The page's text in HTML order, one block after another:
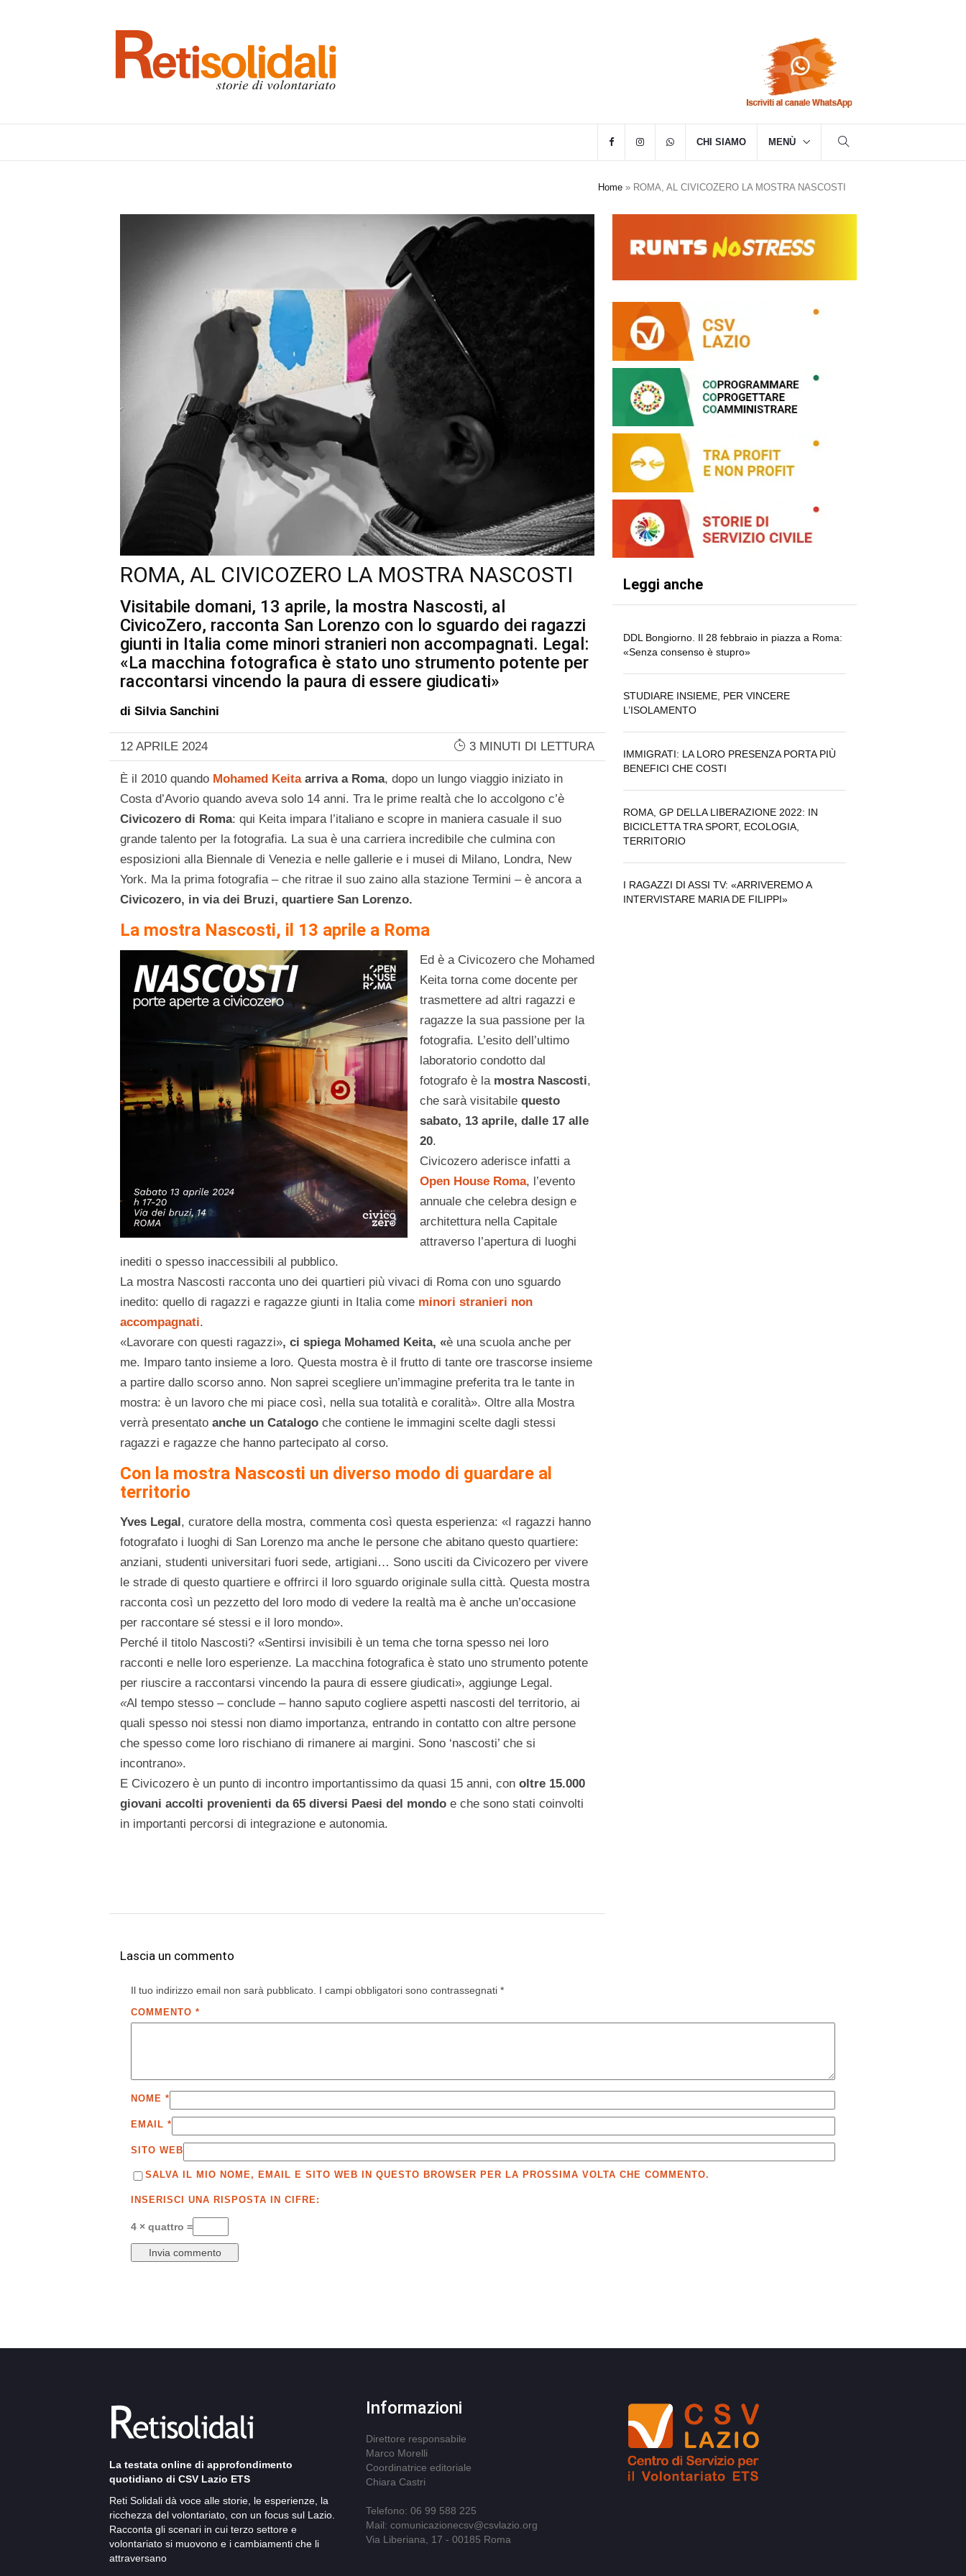
CHI SIAMO MENÙ
Home » ROMA, AL CIVICOZERO LA MOSTRA NASCOSTI
ROMA, AL CIVICOZERO LA MOSTRA NASCOSTI
Visitabile domani, 13 aprile, la mostra Nascosti, al
CivicoZero, racconta San Lorenzo con lo sguardo dei ragazzi
giunti in Italia come minori stranieri non accompagnati. Legal:
«La macchina fotografica è stato uno strumento potente per
raccontarsi vincendo la paura di essere giudicati»
di Silvia Sanchini
12 APRILE 2024 3 MINUTI DI LETTURA
È il 2010 quando Mohamed Keitaarriva a Roma, dopo un lungo viaggio iniziato in
Costa d’Avorio quando aveva solo 14 anni. Tra le prime realtà che lo accolgono c’è
Civicozero di Roma: qui Keita impara l’italiano e scopre in maniera casuale il suo
grande talento per la fotografia. La sua è una carriera incredibile che culmina con
esposizioni alla Biennale di Venezia e nelle gallerie e i musei di Milano, Londra, New
York. Ma la prima fotografia – che ritrae il suo zaino alla stazione Termini – è ancora a
Civicozero, in via dei Bruzi, quartiere San Lorenzo.
La mostra Nascosti, il 13 aprile a Roma
Ed è a Civicozero che Mohamed
Keita torna come docente per
trasmettere ad altri ragazzi e
ragazze la sua passione per la
fotografia. L’esito dell’ultimo
laboratorio condotto dal
fotografo è la mostra Nascosti,
che sarà visitabile questo
sabato, 13 aprile, dalle 17 alle
20.
Civicozero aderisce infatti a
Open House Roma, l’evento
annuale che celebra design e
architettura nella Capitale
attraverso l’apertura di luoghi
inediti o spesso inaccessibili al pubblico.
La mostra Nascosti racconta uno dei quartieri più vivaci di Roma con uno sguardo
inedito: quello di ragazzi e ragazze giunti in Italia come minori stranieri non
accompagnati.
«Lavorare con questi ragazzi», ci spiega Mohamed Keita, «è una scuola anche per
me. Imparo tanto insieme a loro. Questa mostra è il frutto di tante ore trascorse insieme
a partire dallo scorso anno. Non saprei scegliere un’immagine preferita tra le tante in
mostra: è un lavoro che mi piace così, nella sua totalità e coralità». Oltre alla Mostra
verrà presentato anche un Catalogo che contiene le immagini scelte dagli stessi
ragazzi e ragazze che hanno partecipato al corso.
Con la mostra Nascosti un diverso modo di guardare al
territorio
Yves Legal, curatore della mostra, commenta così questa esperienza: «I ragazzi hanno
fotografato i luoghi di San Lorenzo ma anche le persone che abitano questo quartiere:
anziani, studenti universitari fuori sede, artigiani… Sono usciti da Civicozero per vivere
le strade di questo quartiere e offrirci il loro sguardo originale sulla città. Questa mostra
racconta così un pezzetto del loro modo di vedere la realtà ma è anche un’occasione
per raccontare sé stessi e il loro mondo».
Perché il titolo Nascosti? «Sentirsi invisibili è un tema che torna spesso nei loro
racconti e nelle loro esperienze. La macchina fotografica è stato uno strumento potente
per riuscire a raccontarsi vincendo la paura di essere giudicati», aggiunge Legal.
«Al tempo stesso – conclude – hanno saputo cogliere aspetti nascosti del territorio, ai
quali spesso noi stessi non diamo importanza, entrando in contatto con altre persone
che spesso come loro rischiano di rimanere ai margini. Sono ‘nascosti’ che si
incontrano».
E Civicozero è un punto di incontro importantissimo da quasi 15 anni, con oltre 15.000
giovani accolti provenienti da 65 diversi Paesi del mondo e che sono stati coinvolti
in importanti percorsi di integrazione e autonomia.
Leggi anche
DDL Bongiorno. Il 28 febbraio in piazza a Roma:
«Senza consenso è stupro»
STUDIARE INSIEME, PER VINCERE
L’ISOLAMENTO
IMMIGRATI: LA LORO PRESENZA PORTA PIÙ
BENEFICI CHE COSTI
ROMA, GP DELLA LIBERAZIONE 2022: IN
BICICLETTA TRA SPORT, ECOLOGIA,
TERRITORIO
I RAGAZZI DI ASSI TV: «ARRIVEREMO A
INTERVISTARE MARIA DE FILIPPI»
Lascia un commento
Il tuo indirizzo email non sarà pubblicato. I campi obbligatori sono contrassegnati *
COMMENTO *
NOME *
EMAIL *
SITO WEB
SALVA IL MIO NOME, EMAIL E SITO WEB IN QUESTO BROWSER PER LA PROSSIMA VOLTA CHE COMMENTO.
INSERISCI UNA RISPOSTA IN CIFRE:
4 × quattro =
La testata online di approfondimento
quotidiano di CSV Lazio ETS
Reti Solidali dà voce alle storie, le esperienze, la
ricchezza del volontariato, con un focus sul Lazio.
Racconta gli scenari in cui terzo settore e
volontariato si muovono e i cambiamenti che li
attraversano
Informazioni
Direttore responsabile
Marco Morelli
Coordinatrice editoriale
Chiara Castri
Telefono: 06 99 588 225
Mail: comunicazionecsv@csvlazio.org
Via Liberiana, 17 - 00185 Roma